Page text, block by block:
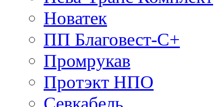
Новатек
ПП Благовест-С+
Промрукав
Протэкт НПО